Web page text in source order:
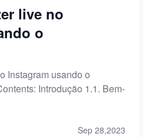
live no
o
Instagram usando o
Introdução 1.1. Bem-
Sep 28,2023